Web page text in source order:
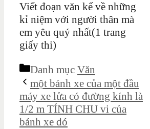
Viết đoạn văn kể về những
kỉ niệm với người thân mà
em yêu quý nhất(1 trang
giấy thi)
Danh mục Văn
một bánh xe của một đầu
máy xe lửa có đường kính là
1/2 m TÍNH CHU vi của
bánh xe đó